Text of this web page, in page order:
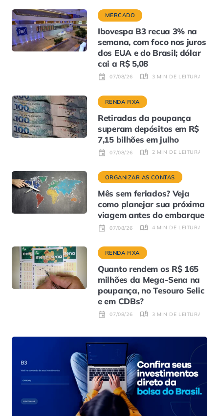
MERCADO
Ibovespa B3 recua 3% na
semana, com foco nos juros
dos EUA e do Brasil; dólar
cai a R$ 5,08
07/08/26 3 MIN DE LEITURA
RENDA FIXA
Retiradas da poupança
superam depósitos em R$
7,15 bilhões em julho
07/08/26 2 MIN DE LEITURA
ORGANIZAR AS CONTAS
Mês sem feriados? Veja
como planejar sua próxima
viagem antes do embarque
07/08/26 4 MIN DE LEITURA
RENDA FIXA
Quanto rendem os R$ 165
milhões da Mega-Sena na
poupança, no Tesouro Selic
e em CDBs?
07/08/26 3 MIN DE LEITURA